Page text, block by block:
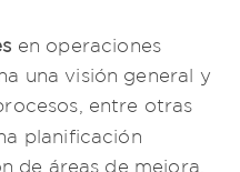
en operaciones
una visión general y
entre otras
planificación
de áreas de mejora.